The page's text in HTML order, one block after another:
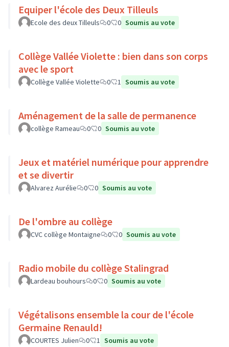
Equiper l'école des Deux Tilleuls
Ecole des deux Tilleuls 0 0 Soumis au vote
Collège Vallée Violette : bien dans son corps
avec le sport
Collège Vallée Violette 0 1 Soumis au vote
Aménagement de la salle de permanence
collège Rameau 0 0 Soumis au vote
Jeux et matériel numérique pour apprendre
et se divertir
Alvarez Aurélie 0 0 Soumis au vote
De l'ombre au collège
CVC collège Montaigne 0 0 Soumis au vote
Radio mobile du collège Stalingrad
Lardeau bouhours 0 0 Soumis au vote
Végétalisons ensemble la cour de l'école
Germaine Renauld!
COURTES Julien 0 1 Soumis au vote